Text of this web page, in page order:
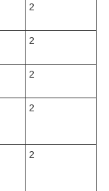
2
2
2
2
2